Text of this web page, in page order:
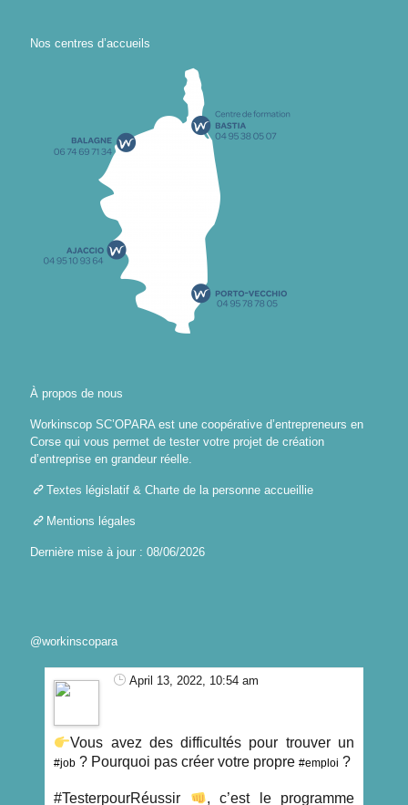
Nos centres d’accueils
À propos de nous
Workinscop SC’OPARA est une coopérative d’entrepreneurs en
Corse qui vous permet de tester votre projet de création
d’entreprise en grandeur réelle.
Textes législatif & Charte de la personne accueillie
Mentions légales
Dernière mise à jour : 08/06/2026
@workinscopara
April 13, 2022, 10:54 am
Vous avez des difficultés pour trouver un
#job ? Pourquoi pas créer votre propre #emploi ?
#TesterpourRéussir , c’est le programme